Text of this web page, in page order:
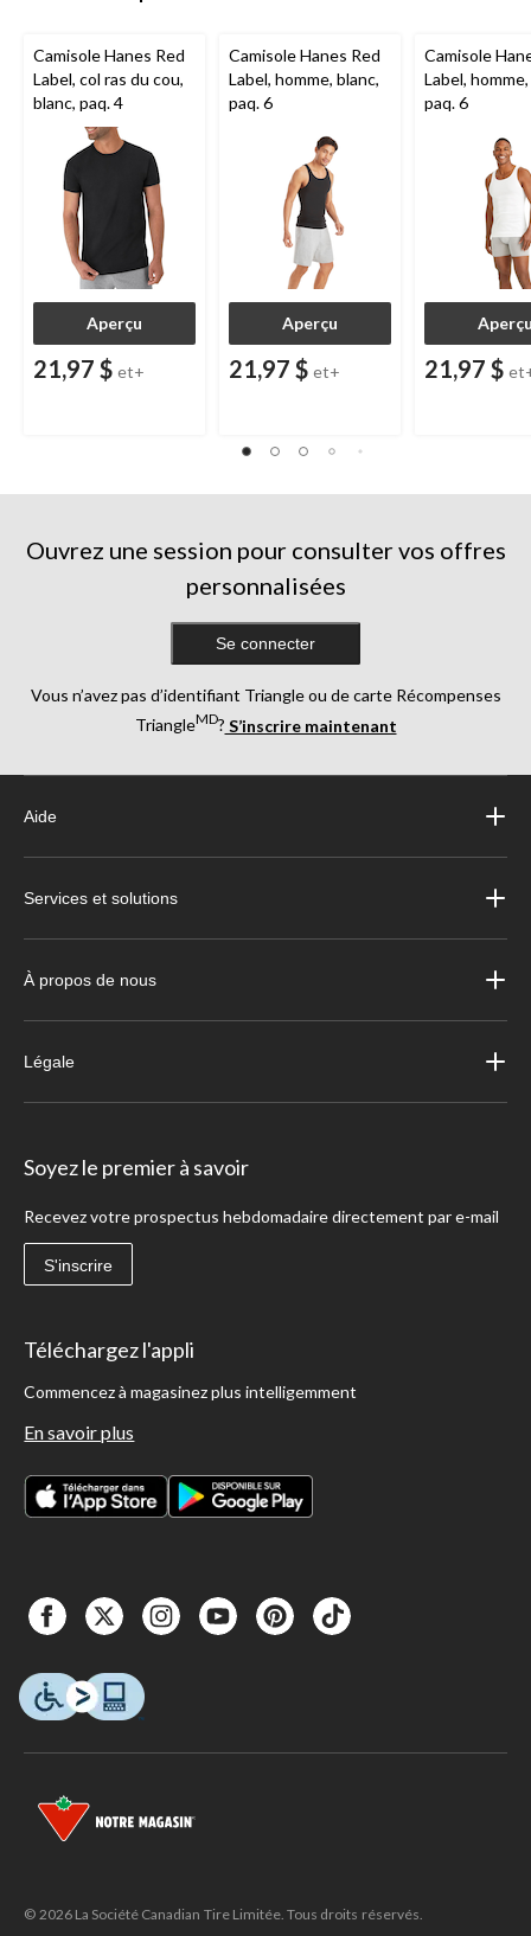
Camisole Hanes Red
Label, col ras du cou,
blanc, paq. 4
Aperçu
21,97 $ et+
Camisole Hanes Red
Label, homme, blanc,
paq. 6
Aperçu
21,97 $ et+
Camisole
Label,
paq. 6
21,97 $
Ouvrez une session pour consulter vos offres
personnalisées
Se connecter
Vous n’avez pas d’identifiant Triangle ou de carte Récompenses
TriangleMD? S’inscrire maintenant
Aide
Services et solutions
À propos de nous
Légale
Soyez le premier à savoir
Recevez votre prospectus hebdomadaire directement par e-mail
S'inscrire
Téléchargez l'appli
Commencez à magasinez plus intelligemment
En savoir plus
© 2026 La Société Canadian Tire Limitée. Tous droits réservés.